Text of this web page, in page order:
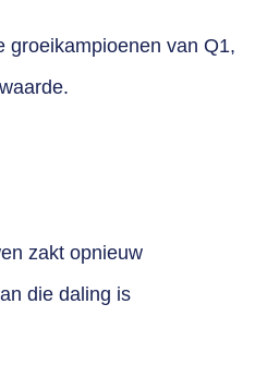
groeikampioenen van Q1,
zakt opnieuw
die daling is